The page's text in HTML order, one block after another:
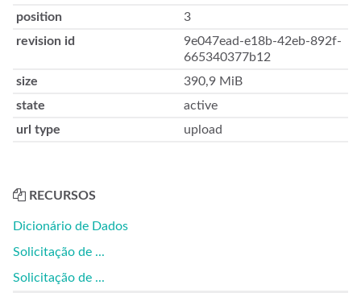
position
3
revision id
9e047ead-e18b-42eb-892f-
665340377b12
size
390,9 MiB
state
active
url type
upload
RECURSOS
Dicionário de Dados
Solicitação de ...
Solicitação de ...